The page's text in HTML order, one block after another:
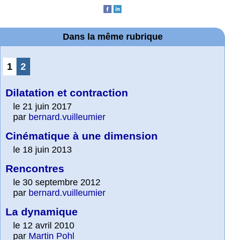
Dans la même rubrique
1 2
Dilatation et contraction
le 21 juin 2017
par bernard.vuilleumier
Cinématique à une dimension
le 18 juin 2013
Rencontres
le 30 septembre 2012
par bernard.vuilleumier
La dynamique
le 12 avril 2010
par Martin Pohl